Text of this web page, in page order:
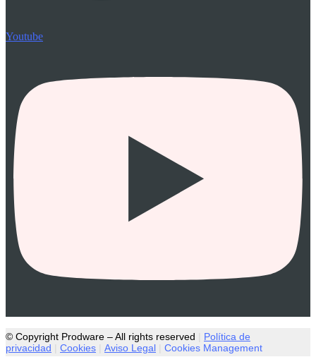
Youtube
© Copyright Prodware – All rights reserved
Política de
privacidad
Cookies Aviso Legal Cookies Management